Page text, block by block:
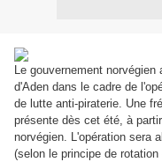
Le gouvernement
d'Aden dans le cadre de
de lutte anti-piraterie. Une
présente dès cet été, à
norvégien. L'opération sera
(selon le principe de